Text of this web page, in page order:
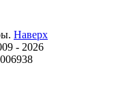
. Наверх
- 2026